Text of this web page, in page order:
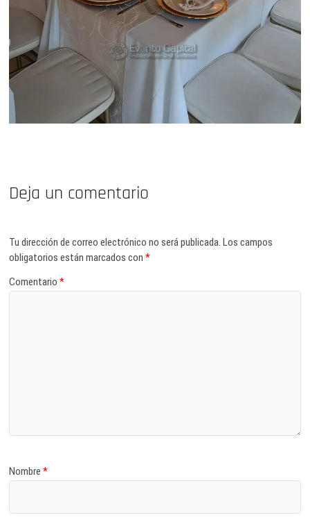
Deja un comentario
Tu dirección de correo electrónico no será publicada. Los campos
obligatorios están marcados con*
Comentario*
Nombre*